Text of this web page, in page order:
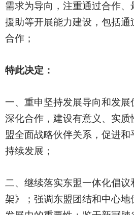
需求为导向，注重通过合作
援助等开展能力建设，包括通
合作；
特此决定：
一、重申坚持发展导向和发展
深化合作，建设有意义、实
盟全面战略伙伴关系，促进
持续发展；
二、继续落实东盟一体化倡
架》；强调东盟团结和中心